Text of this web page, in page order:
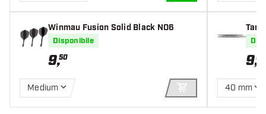
Winmau Fusion Solid Black NO6
Disponibile
9,50
Medium
AGGIUNGI AL
9,99
40 mm